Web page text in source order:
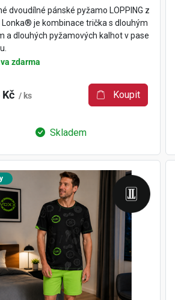
dvoudílné pánské pyžamo LOPPING z
Lonka® je kombinace trička s dlouhým
a dlouhých pyžamových kalhot v pase
zdarma
Kč / ks Koupit
Skladem